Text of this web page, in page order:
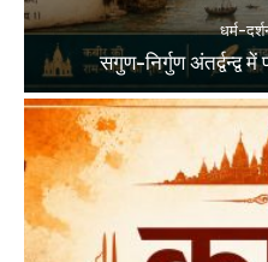
धर्म-
सगुण-निर्गुण अंतर्द्वन्द्व